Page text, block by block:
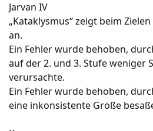
Jarvan IV
„Kataklysmus“ zeigt beim
an.
Ein Fehler wurde behoben,
auf der 2. und 3. Stufe weniger
verursachte.
Ein Fehler wurde behoben,
eine inkonsistente Größe